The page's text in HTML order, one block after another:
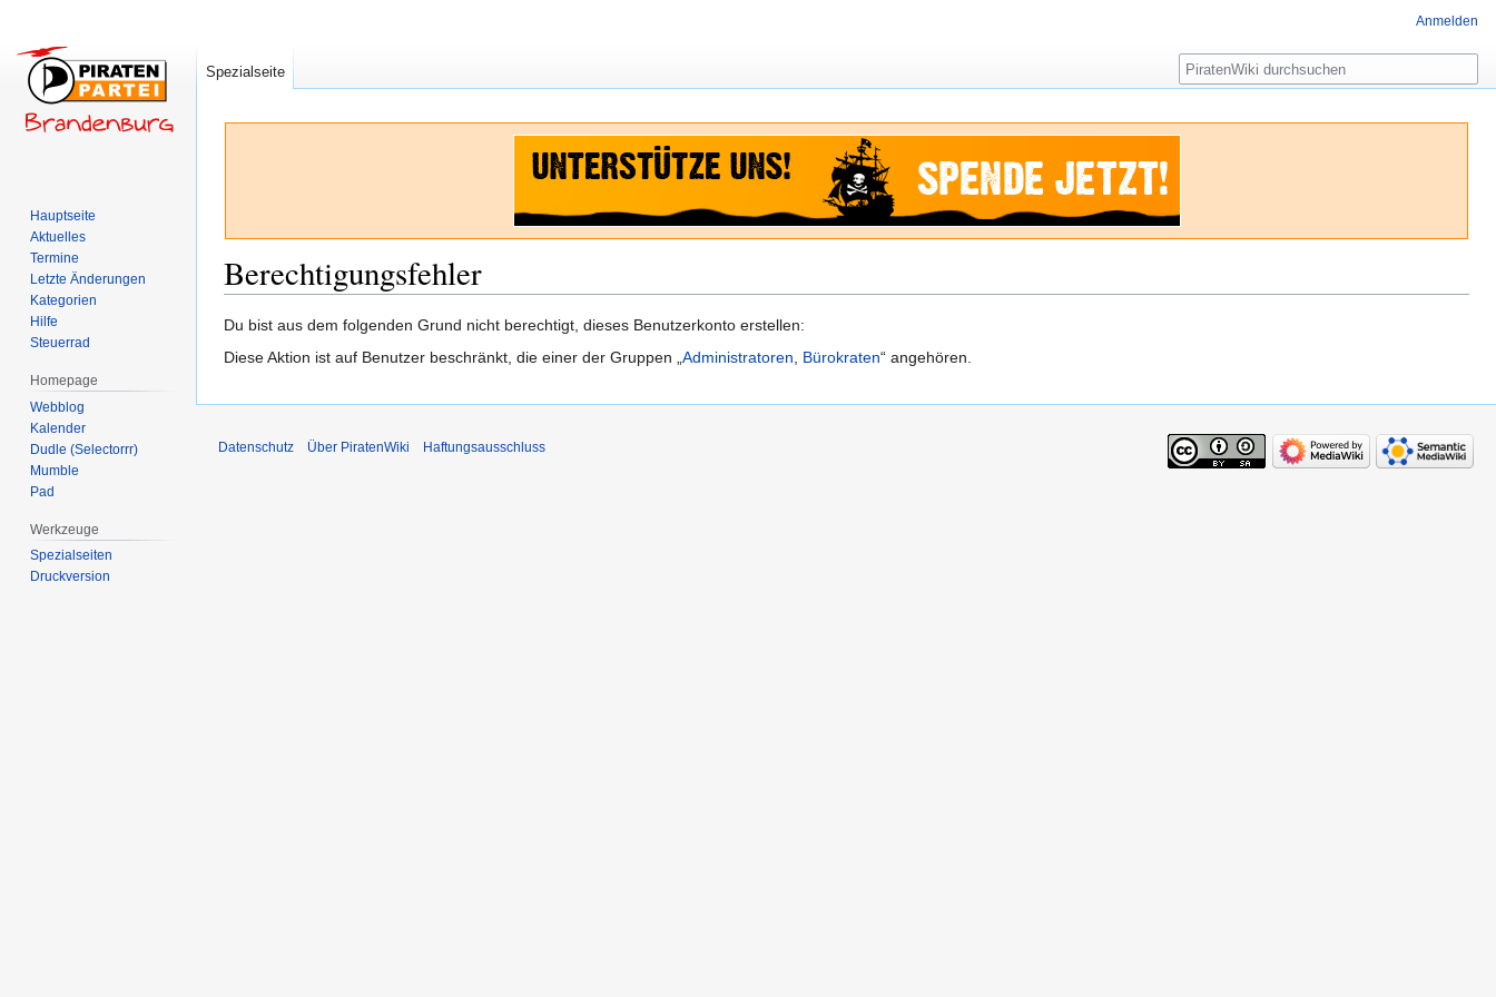
Berechtigungsfehler
Zur
Navigation
Zur
Suche
Du bist aus dem folgenden Grund nicht berechtigt, dieses Benutzerkonto erstellen:
Diese Aktion ist auf Benutzer beschränkt, die einer der Gruppen „ Administratoren Bürokraten“ angehören.
Anmelden
Spezialseite Suche
Hauptseite
Aktuelles
Termine
Letzte Änderungen
Kategorien
Hilfe
Steuerrad
Homepage
Webblog
Kalender
Dudle (Selectorrr)
Mumble
Pad
Werkzeuge
Spezialseiten
Druckversion
Datenschutz Über PiratenWiki Haftungsausschluss